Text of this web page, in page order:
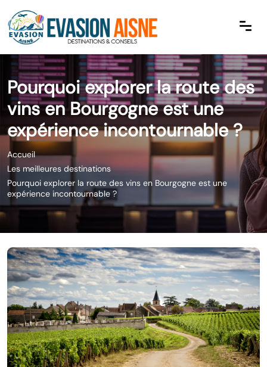
Pourquoi explorer la route des
vins en Bourgogne est une
expérience incontournable ?
Accueil
Les meilleures destinations
Pourquoi explorer la route des vins en Bourgogne est une
expérience incontournable ?